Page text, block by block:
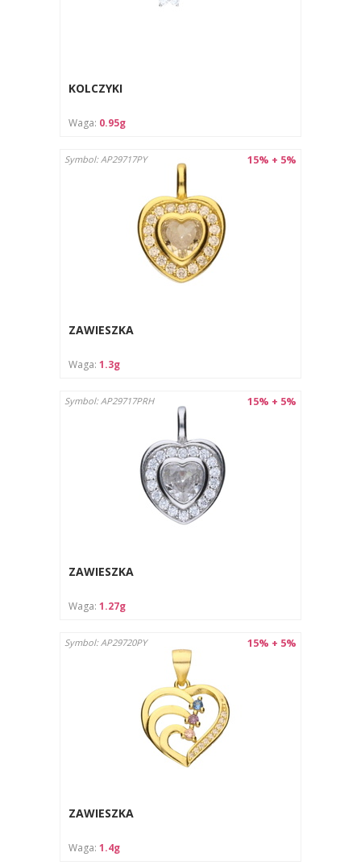
KOLCZYKI
Waga: 0.95g
15% + 5%
Symbol: AP29717PY
ZAWIESZKA
Waga: 1.3g
15% + 5%
Symbol: AP29717PRH
ZAWIESZKA
Waga: 1.27g
15% + 5%
Symbol: AP29720PY
ZAWIESZKA
Waga: 1.4g